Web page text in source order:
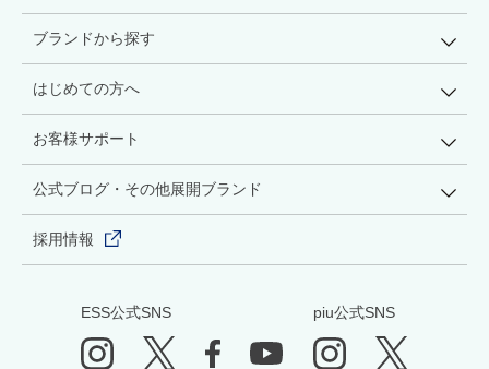
ブランドから探す
はじめての方へ
お客様サポート
公式ブログ・その他展開ブランド
採用情報
ESS公式SNS piu公式SNS